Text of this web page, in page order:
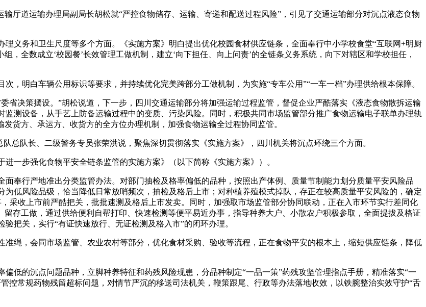
道运输办理局副局长胡松就“严控食物储存、运输、寄递和配送过程风险”，引见了交通运输部分对沉点液态食物
务和卫生尺度等多个方面。《实施方案》明白提出优化校园食材供应链条，全面奉行中小学校食堂“互联网+明厨
，全数成立‘校园餐’长效管理工做机制，建立‘向下担任、向上问责’的全链条义务系统，向下对辖区和学校担任，
明白车辆公用标识等要求，并持续优化完美跨部分工做机制，为实施“专车公用”“一车一档”办理供给根本保障。
决策摆设。”胡松说道，下一步，四川交通运输部分将加强运输过程监管，督促企业严酷落实《液态食物散拆运输
测设备，从手艺上防备运输过程中的变质、污染风险。同时，积极共同市场监管部分推广食物运输电子联单办理轨
货方、承运方、收货方的全方位办理机制，加强食物运输全过程协同监管。
总队长、二级警务专员张荣洪说，聚焦深切贯彻落实《实施方案》，四川机关将沉点环绕三个方面。
步强化食物平安全链条监管的实施方案》（以下简称《实施方案》）。
行产地准出分类监管办法。对部门抽检及格率偏低的品种，按照出产体例、质量节制能力划分质量平安风险品
低风险品级，恰当降低日常放哨频次，抽检及格后上市；对种植养殖模式掉队，存正在较高质量平安风险的，确定
采收上市前严酷把关，批批速测及格后上市发卖。同时，加强取市场监管部分协同联动，正在入市环节实行差同化
存工做，通过供给便利自帮打印、快速检测等便平易近办事，指导种养大户、小散农户积极参取，全面提拔及格证
把关，实行“有证快速放行、无证检测及格入市”的闭环办理。
，会同市场监管、农业农村等部分，优化食材采购、验收等流程，正在食物平安的根本上，缩短供应链条，降低
的沉点问题品种，立脚种养特征和药残风险现患，分品种制定“一品一策”药残攻坚管理指点手册，精准落实“一
控常规药物残留超标问题，对情节严沉的移送司法机关，鞭策跟尾、行政等办法落地收效，以铁腕整治实效守护“舌